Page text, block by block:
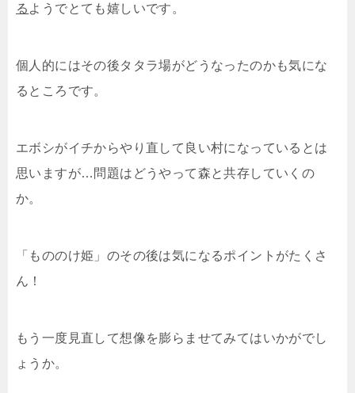
る ようでとても嬉しいです。
個人的にはその後タタラ場がどうなったのかも気にな
るところです。
エボシがイチからやり直して良い村になっているとは
思いますが…問題はどうやって森と共存していくの
か。
「もののけ姫」のその後は気になるポイントがたくさ
ん！
もう一度見直して想像を膨らませてみてはいかがでし
ょうか。